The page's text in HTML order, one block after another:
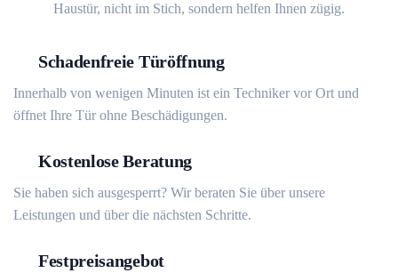
Haustür, nicht im Stich, sondern helfen Ihnen zügig.
Schadenfreie Türöffnung
Innerhalb von wenigen Minuten ist ein Techniker vor Ort und
öffnet Ihre Tür ohne Beschädigungen.
Kostenlose Beratung
Sie haben sich ausgesperrt? Wir beraten Sie über unsere
Leistungen und über die nächsten Schritte.
Festpreisangebot